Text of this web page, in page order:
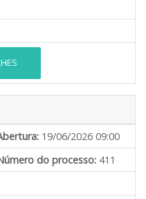
19/06/2026 09:00
do processo: 411